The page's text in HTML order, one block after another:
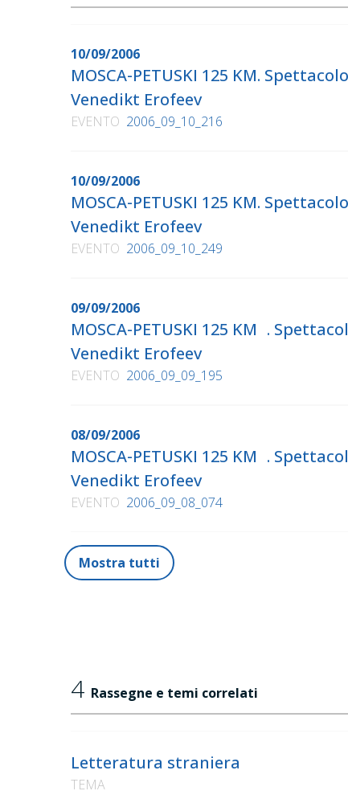
10/09/2006
MOSCA-PETUSKI 125 KM.
Venedikt Erofeev
EVENTO 2006_09_10_216
10/09/2006
MOSCA-PETUSKI 125 KM.
Venedikt Erofeev
EVENTO 2006_09_10_249
09/09/2006
MOSCA-PETUSKI 125 KM .
Venedikt Erofeev
EVENTO 2006_09_09_195
08/09/2006
MOSCA-PETUSKI 125 KM .
Venedikt Erofeev
EVENTO 2006_09_08_074
Mostra tutti
4 Rassegne e temi correlati
Letteratura straniera
TEMA